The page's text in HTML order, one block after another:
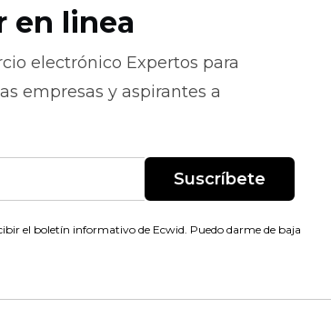
en linea
electrónico Expertos para
empresas y aspirantes a
Suscríbete
el boletín informativo de Ecwid. Puedo darme de baja